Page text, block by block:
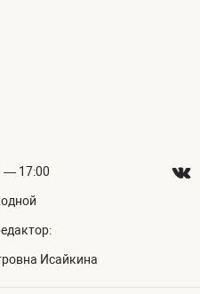
— 17:00
Исайкина